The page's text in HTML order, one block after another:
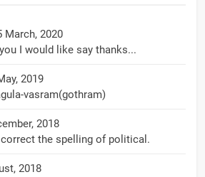
March, 2020
I would like say thanks...
2019
vasram(gothram)
2018
correct the spelling of political.
2018